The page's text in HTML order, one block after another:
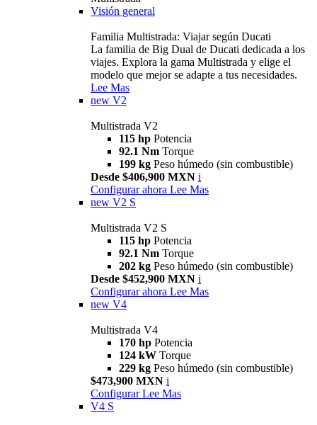
Visión general
Familia Multistrada: Viajar según Ducati
La familia de Big Dual de Ducati dedicada a los
viajes. Explora la gama Multistrada y elige el
modelo que mejor se adapte a tus necesidades.
Lee Mas
new V2
Multistrada V2
115 hp Potencia
92.1 Nm Torque
199 kg Peso húmedo (sin combustible)
Desde $406,900 MXN i
Configurar ahora Lee Mas
new V2 S
Multistrada V2 S
115 hp Potencia
92.1 Nm Torque
202 kg Peso húmedo (sin combustible)
Desde $452,900 MXN i
Configurar ahora Lee Mas
new V4
Multistrada V4
170 hp Potencia
124 kW Torque
229 kg Peso húmedo (sin combustible)
$473,900 MXN i
Configurar Lee Mas
V4 S